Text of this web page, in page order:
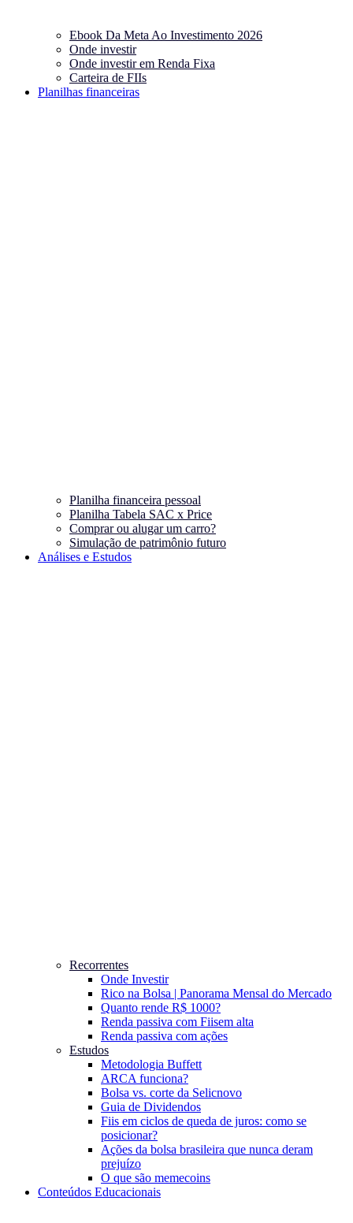
Ebook Da Meta Ao Investimento 2026
Onde investir
Onde investir em Renda Fixa
Carteira de FIIs
Planilhas financeiras
Planilha financeira pessoal
Planilha Tabela SAC x Price
Comprar ou alugar um carro?
Simulação de patrimônio futuro
Análises e Estudos
Recorrentes
Onde Investir
Rico na Bolsa | Panorama Mensal do Mercado
Quanto rende R$ 1000?
Renda passiva com Fiisem alta
Renda passiva com ações
Estudos
Metodologia Buffett
ARCA funciona?
Bolsa vs. corte da Selicnovo
Guia de Dividendos
Fiis em ciclos de queda de juros: como se
posicionar?
Ações da bolsa brasileira que nunca deram
prejuízo
O que são memecoins
Conteúdos Educacionais